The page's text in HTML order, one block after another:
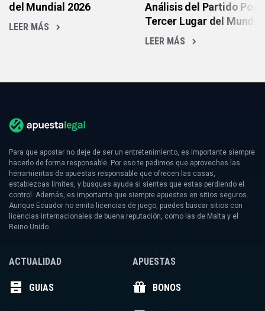
del Mundial 2026
LEER MÁS
Análisis del Partido Por
Tercer Lugar del Mundial
LEER MÁS
Para que apostar no deje de ser un entretenimiento, es importante siempre
hacerlo de forma responsable. Por eso te pedimos que aproveches las
herramientas de apuestas responsable que ofrecen las casas,
establezcas límites, y busques ayuda si sientes que estas perdiendo el
control. Además, es importante que siempre apuestes en sitios seguros.
Aunque Ecuador no emita licencias de juego, puedes buscar sitios con
licencias internacionales de buena reputación, como las de Malta y el
Reino Unido.
ACTUALIDAD
GUIAS
APUESTAS
BONOS